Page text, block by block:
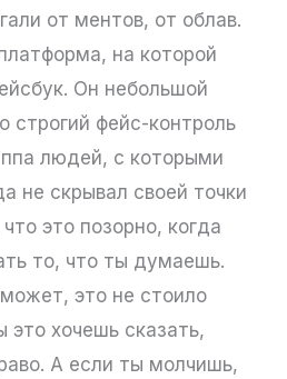
от ментов, от облав.
на которой
Он небольшой
строгий фейс-контроль
людей, с которыми
не скрывал своей точки
это позорно, когда
то, что ты думаешь.
это не стоило
это хочешь сказать,
А если ты молчишь,